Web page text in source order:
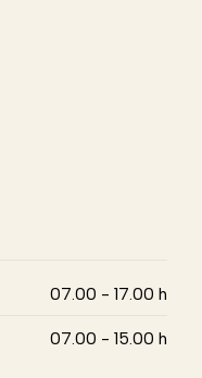
07.00 - 17.00 h
07.00 - 15.00 h